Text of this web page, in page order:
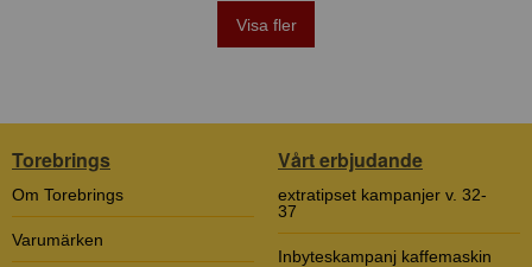
Visa fler
Torebrings
Om Torebrings
Varumärken
Vårt erbjudande
extratipset kampanjer v. 32-
37
Inbyteskampanj kaffemaskin